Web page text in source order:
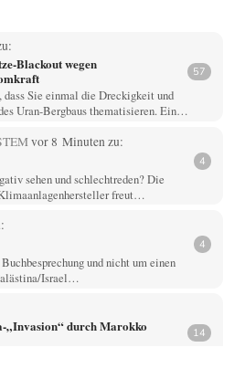
Blackout wegen
57
Sie einmal die Dreckigkeit und
Uran-Bergbaus thematisieren. Ein…
vor 8 Minuten zu:
4
sehen und schlechtreden? Die
freut…
4
und nicht um einen
Israel…
„Invasion“ durch Marokko
14